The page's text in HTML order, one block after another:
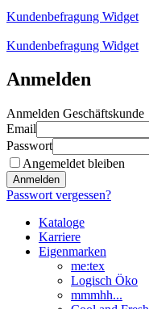
Kundenbefragung Widget
Kundenbefragung Widget
Anmelden
Anmelden Geschäftskunde
Email
Passwort
Angemeldet bleiben
Anmelden
Passwort vergessen?
Kataloge
Karriere
Eigenmarken
me:tex
Logisch Öko
mmmhh...